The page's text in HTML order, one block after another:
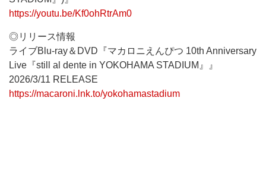
https://youtu.be/Kf0ohRtrAm0
◎リリース情報
ライブBlu-ray＆DVD『マカロニえんぴつ 10th Anniversary
Live『still al dente in YOKOHAMA STADIUM』』
2026/3/11 RELEASE
https://macaroni.lnk.to/yokohamastadium